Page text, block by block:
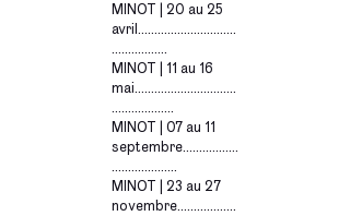
MINOT | 20 au 25
avril..............................
.................
MINOT | 11 au 16
mai...............................
...................
MINOT | 07 au 11
septembre.................
....................
MINOT | 23 au 27
novembre..................